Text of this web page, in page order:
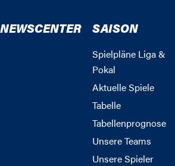
NEWSCENTER SAISON
Spielpläne Liga &
Pokal
Aktuelle Spiele
Tabelle
Tabellenprognose
Unsere Teams
Unsere Spieler